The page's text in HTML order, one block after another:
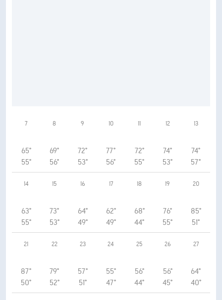
7
65°
55°
8
69°
56°
9
72°
53°
10
77°
56°
11
72°
55°
12
74°
53°
13
74°
57°
14
63°
55°
15
73°
53°
16
64°
49°
17
62°
49°
18
68°
44°
19
76°
55°
20
85°
51°
21
87°
50°
22
79°
52°
23
57°
51°
24
55°
47°
25
56°
44°
26
56°
45°
27
64°
40°